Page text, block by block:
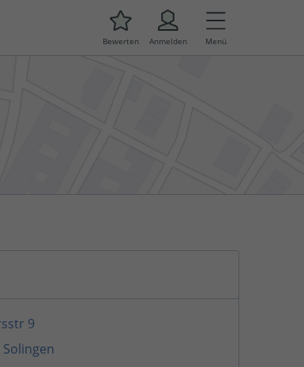
Bewerten Anmelden Menü
9
Solingen